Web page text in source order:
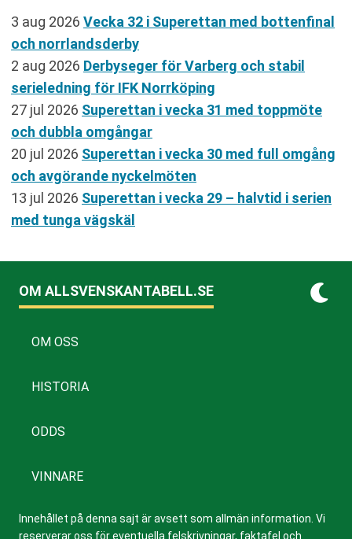
3 aug 2026 Vecka 32 i Superettan med bottenfinal
och norrlandsderby
2 aug 2026 Derbyseger för Varberg och stabil
serieledning för IFK Norrköping
27 jul 2026 Superettan i vecka 31 med toppmöte
och dubbla omgångar
20 jul 2026 Superettan i vecka 30 med full omgång
och avgörande nyckelmöten
13 jul 2026 Superettan i vecka 29 – halvtid i serien
med tunga vägskäl
OM ALLSVENSKANTABELL.SE
OM OSS
HISTORIA
ODDS
VINNARE
Innehållet på denna sajt är avsett som allmän information. Vi
reserverar oss för eventuella felskrivningar, faktafel och